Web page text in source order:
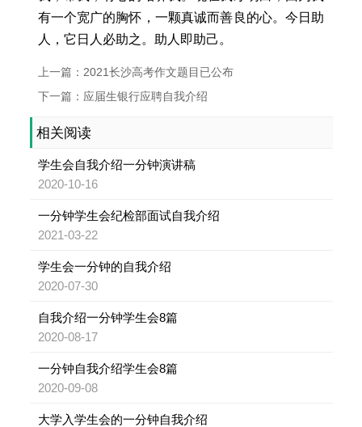
有一个宽广的胸怀，一颗真诚而善良的心。今日助
人，它日人必助之。助人即助己。
上一篇：2021长沙高考作文题目已公布
下一篇：应届生银行应聘自我介绍
相关阅读
学生会自我介绍一分钟演讲稿
2020-10-16
一分钟学生会纪检部面试自我介绍
2021-03-22
学生会一分钟的自我介绍
2020-07-30
自我介绍一分钟学生会8篇
2020-08-17
一分钟自我介绍学生会8篇
2020-09-08
大学入学生会的一分钟自我介绍